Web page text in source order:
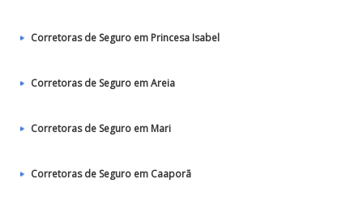
Corretoras de Seguro em Princesa Isabel
Corretoras de Seguro em Areia
Corretoras de Seguro em Mari
Corretoras de Seguro em Caaporã